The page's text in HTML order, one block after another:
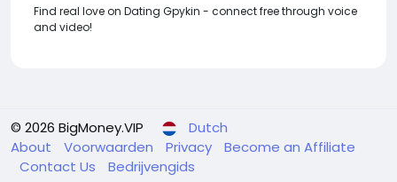
Find real love on Dating Gpykin - connect free through voice
and video!
© 2026 BigMoney.VIP
Dutch
About
Voorwaarden Privacy
Become an Affiliate
Contact Us
Bedrijvengids